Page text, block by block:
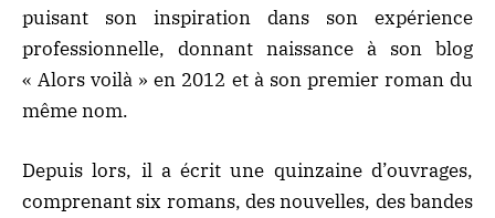
puisant son inspiration dans son expérience
professionnelle, donnant naissance à son blog
« Alors voilà » en 2012 et à son premier roman du
même nom.
Depuis lors, il a écrit une quinzaine d’ouvrages,
comprenant six romans, des nouvelles, des bandes